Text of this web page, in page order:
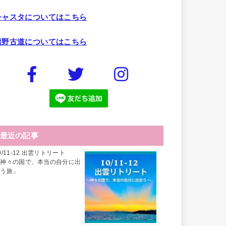
ャスタについてはこちら
野古道についてはこちら
最近の記事
11-12 出雲リトリート
々の国で、本当の自分に出
旅」